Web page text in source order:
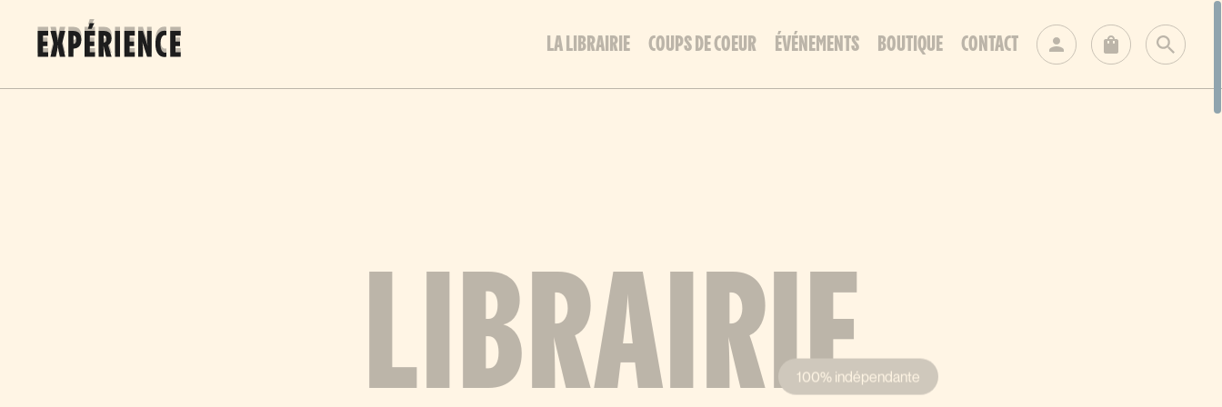
LA LIBRAIRIE COUPS DE COEUR ÉVÉNEMENTS BOUTIQUE CONTACT
LIBRAIRIE100% indépendante